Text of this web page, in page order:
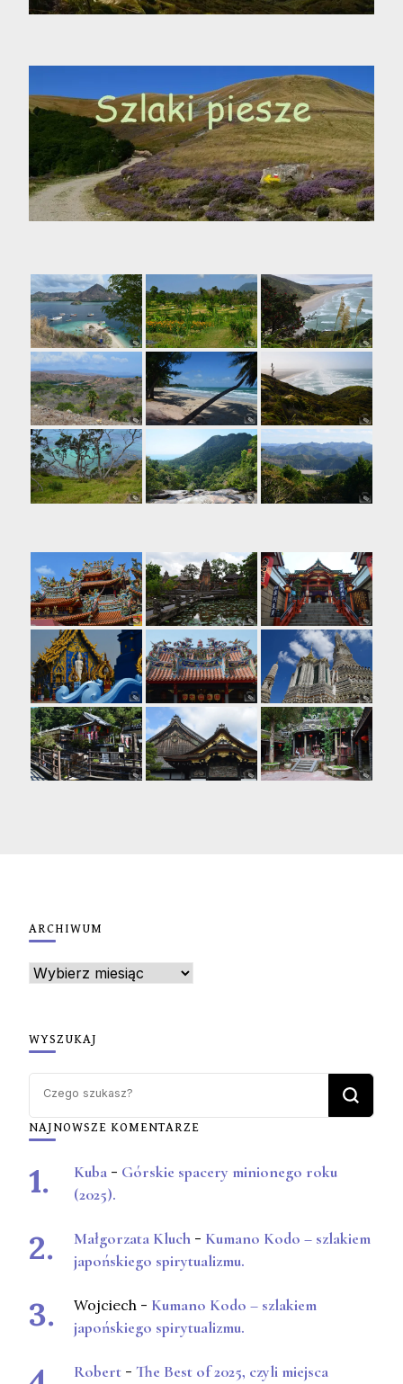
ARCHIWUM
Archiwum
WYSZUKAJ
NAJNOWSZE KOMENTARZE
Kuba - Górskie spacery minionego roku
(2025).
Małgorzata Kluch - Kumano Kodo – szlakiem
japońskiego spirytualizmu.
Wojciech - Kumano Kodo – szlakiem
japońskiego spirytualizmu.
Robert - The Best of 2025, czyli miejsca